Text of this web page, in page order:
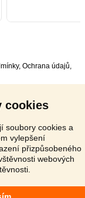
cookies
soubory cookies a
vylepšení
přizpůsobeného
webových
, Ochrana údajů,